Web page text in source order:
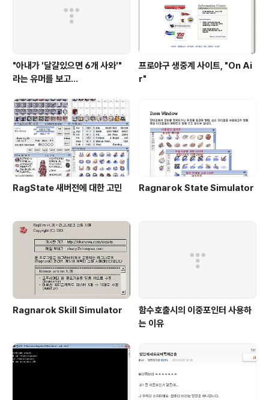
"아내가 '달걀있으면 6개 사와'"
라는 유머를 보고...
프로야구 생중계 사이트, "On Ai
r"
RagState 새버전에 대한 고민 Ragnarok State Simulator
Ragnarok Skill Simulator
함수호출시의 이중포인터 사용하
는 이유